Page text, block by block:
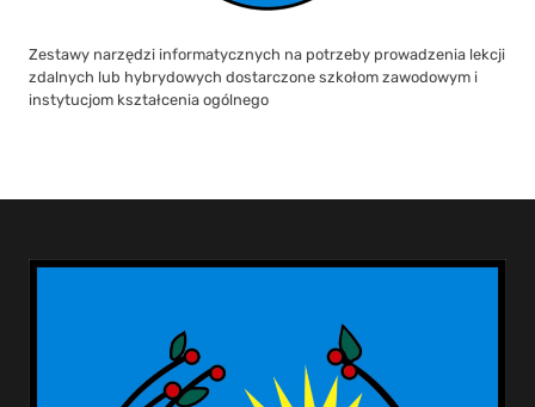
Zestawy narzędzi informatycznych na potrzeby prowadzenia lekcji
zdalnych lub hybrydowych dostarczone szkołom zawodowym i
instytucjom kształcenia ogólnego